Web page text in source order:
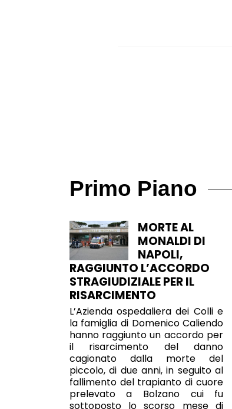
Primo Piano
MORTE AL
MONALDI DI
NAPOLI,
RAGGIUNTO L’ACCORDO
STRAGIUDIZIALE PER IL
RISARCIMENTO
L’Azienda ospedaliera dei Colli e
la famiglia di Domenico Caliendo
hanno raggiunto un accordo per
il risarcimento del danno
cagionato dalla morte del
piccolo, di due anni, in seguito al
fallimento del trapianto di cuore
prelevato a Bolzano cui fu
sottoposto lo scorso mese di